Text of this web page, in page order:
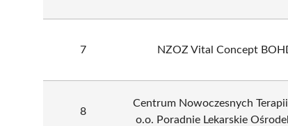
7 NZOZ Vital Concept
8
Centrum Nowoczesnych
o.o. Poradnie Lekarskie